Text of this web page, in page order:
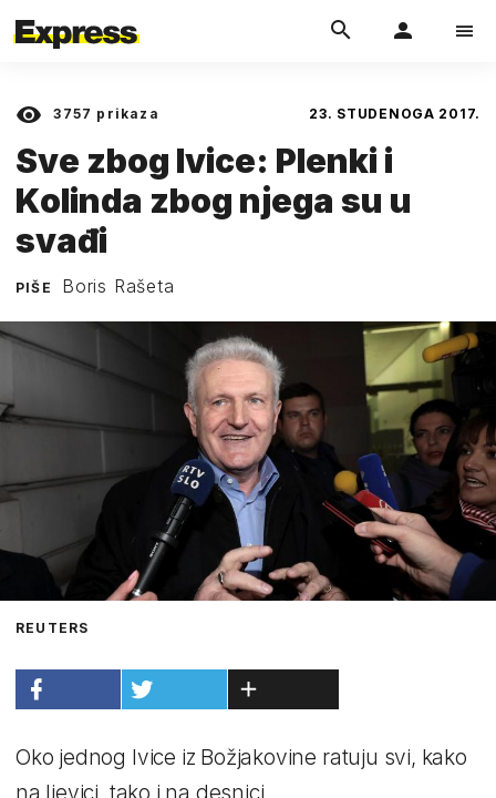
3757 prikaza 23. STUDENOGA 2017.
Sve zbog Ivice: Plenki i
Kolinda zbog njega su u
svađi
PIŠE Boris Rašeta
REUTERS
Oko jednog Ivice iz Božjakovine ratuju svi, kako
na ljevici, tako i na desnici